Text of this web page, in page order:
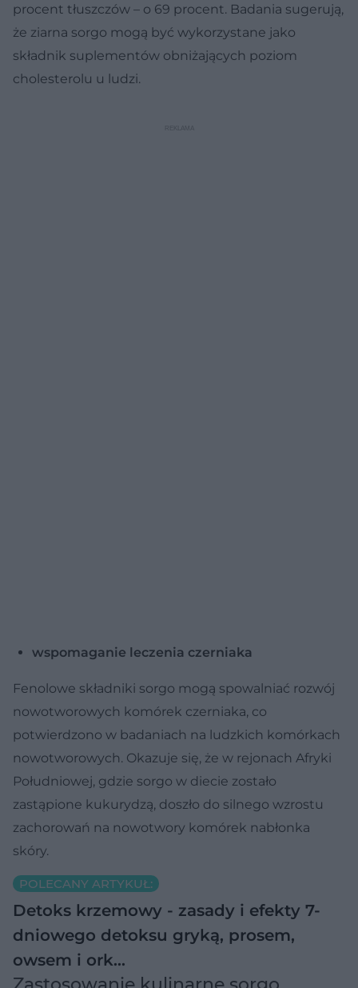
procent tłuszczów – o 69 procent. Badania sugerują,
że ziarna sorgo mogą być wykorzystane jako
składnik suplementów obniżających poziom
cholesterolu u ludzi.
wspomaganie leczenia czerniaka
Fenolowe składniki sorgo mogą spowalniać rozwój
nowotworowych komórek czerniaka, co
potwierdzono w badaniach na ludzkich komórkach
nowotworowych. Okazuje się, że w rejonach Afryki
Południowej, gdzie sorgo w diecie zostało
zastąpione kukurydzą, doszło do silnego wzrostu
zachorowań na nowotwory komórek nabłonka
skóry.
POLECANY ARTYKUŁ:
Detoks krzemowy - zasady i efekty 7-
dniowego detoksu gryką, prosem,
owsem i ork…